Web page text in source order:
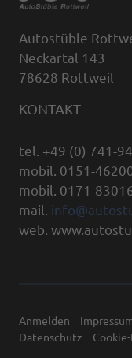
Autostüble
Neckartal 143
78628 Rottweil
KONTAKT
tel. +49 (0) 741-
mobil. 0151-
mobil. 0171-
mail.
web.
Anmelden
Datenschutz